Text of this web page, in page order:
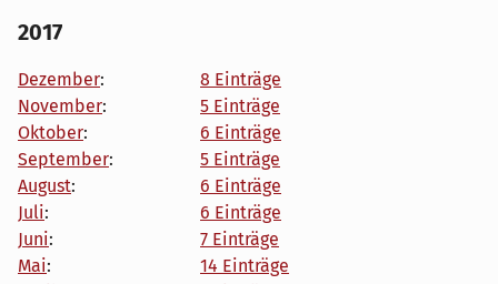
2017
Dezember:
8 Einträge
November:
5 Einträge
Oktober:
6 Einträge
September:
5 Einträge
August:
6 Einträge
Juli:
6 Einträge
Juni:
7 Einträge
Mai:
14 Einträge